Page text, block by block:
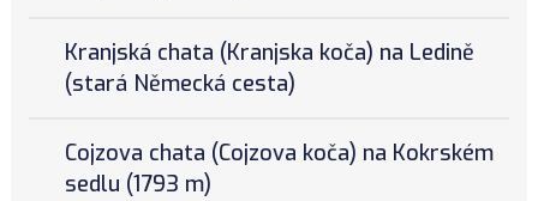
Kranjská chata (Kranjska koča) na Ledině
(stará Německá cesta)
Cojzova chata (Cojzova koča) na Kokrském
sedlu (1793 m)